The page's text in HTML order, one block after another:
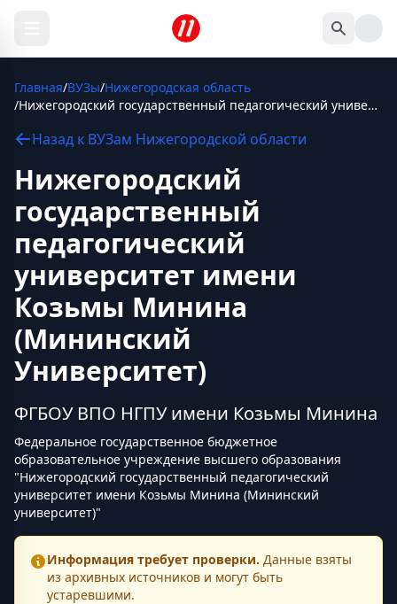
Главная/ВУЗы/Нижегородская область
/
Нижегородский государственный педагогический университет имени Козьмы Минина (Мининский Университет)
Назад к ВУЗам Нижегородской области
Нижегородский
государственный
педагогический
университет имени
Козьмы Минина
(Мининский
Университет)
ФГБОУ ВПО НГПУ имени Козьмы Минина
Федеральное государственное бюджетное
образовательное учреждение высшего образования
"Нижегородский государственный педагогический
университет имени Козьмы Минина (Мининский
университет)"
Информация требует проверки. Данные взяты
из архивных источников и могут быть
устаревшими.